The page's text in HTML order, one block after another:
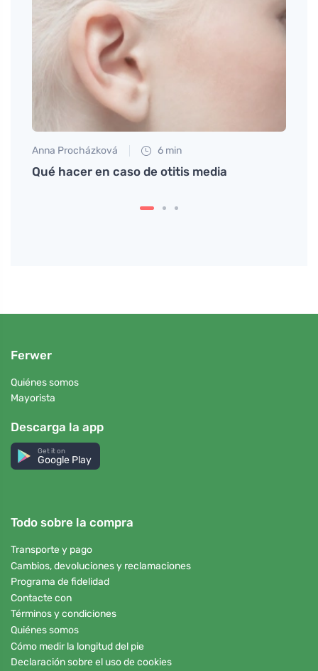
Anna Procházková 6 min
Qué hacer en caso de otitis media
Ferwer
Quiénes somos
Mayorista
Descarga la app
Get it on
Google Play
Todo sobre la compra
Transporte y pago
Cambios, devoluciones y reclamaciones
Programa de fidelidad
Contacte con
Términos y condiciones
Quiénes somos
Cómo medir la longitud del pie
Declaración sobre el uso de cookies